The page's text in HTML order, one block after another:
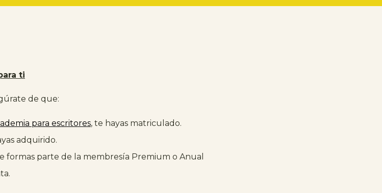
ti
de que:
para escritores, te hayas matriculado.
adquirido.
formas parte de la membresía Premium o Anual